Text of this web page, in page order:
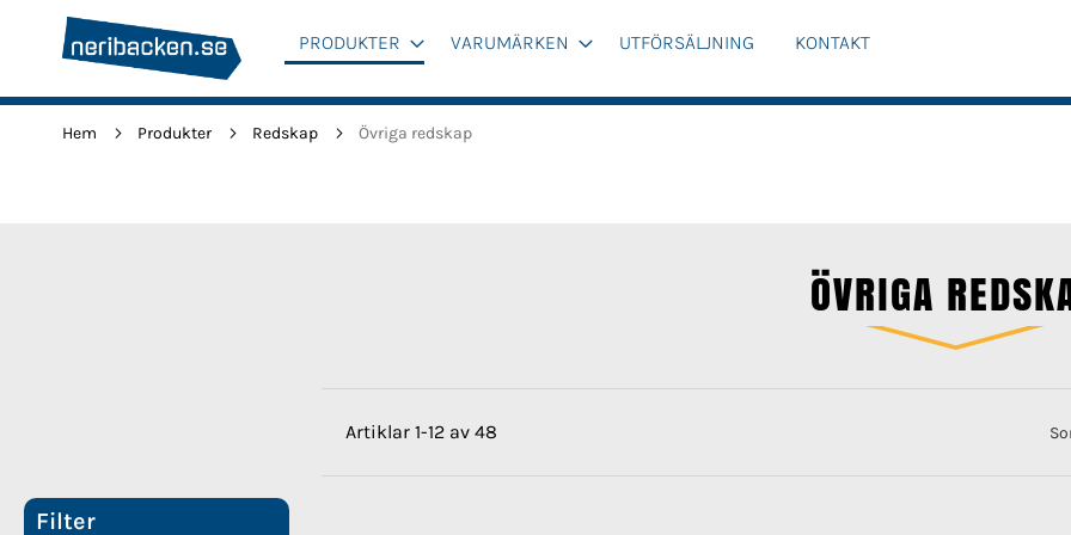
PRODUKTER VARUMÄRKEN UTFÖRSÄLJNING KONTAKT
Hem Produkter Redskap Övriga redskap
ÖVRIGA
Artiklar 1-12av 48
Filter